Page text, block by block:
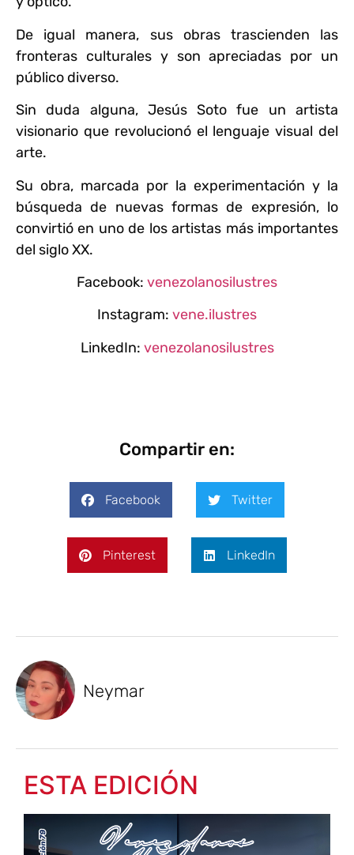
De igual manera, sus obras trascienden las
fronteras culturales y son apreciadas por un
público diverso.
Sin duda alguna, Jesús Soto fue un artista
visionario que revolucionó el lenguaje visual del
arte.
Su obra, marcada por la experimentación y la
búsqueda de nuevas formas de expresión, lo
convirtió en uno de los artistas más importantes
del siglo XX.
Facebook: venezolanosilustres
Instagram: vene.ilustres
LinkedIn: venezolanosilustres
Compartir en:
Facebook Twitter
Pinterest LinkedIn
Neymar
ESTA EDICIÓN